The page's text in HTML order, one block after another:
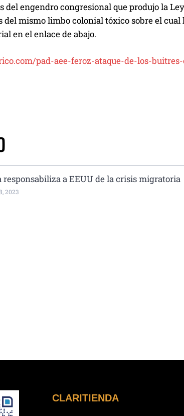
del engendro congresional que produjo la
del mismo limbo colonial tóxico sobre el
en el enlace de abajo.
pad-aee-feroz-ataque-de-los-
responsabiliza a EEUU de la crisis migratoria
2023
CLARITIENDA